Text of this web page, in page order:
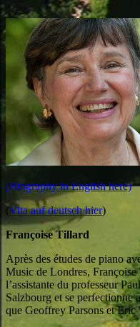
(Biography in English here)
(Vita auf deutsch hier)
Françoise Tillard
Après des études de piano
Music de Londres,
l’assistante du professeur
Salzbourg et se perfectionne
que Geoffrey Parsons et Eric